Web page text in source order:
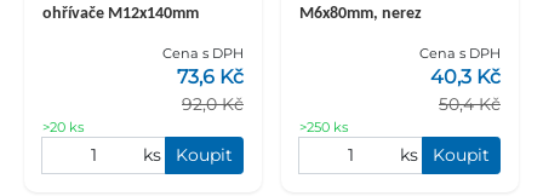
ohřívače M12x140mm
Cena s DPH
92,0 Kč
73,6 Kč
>20 ks
ks Koupit
M6x80mm, nerez
Cena s DPH
50,4 Kč
40,3 Kč
>250 ks
ks Koupit